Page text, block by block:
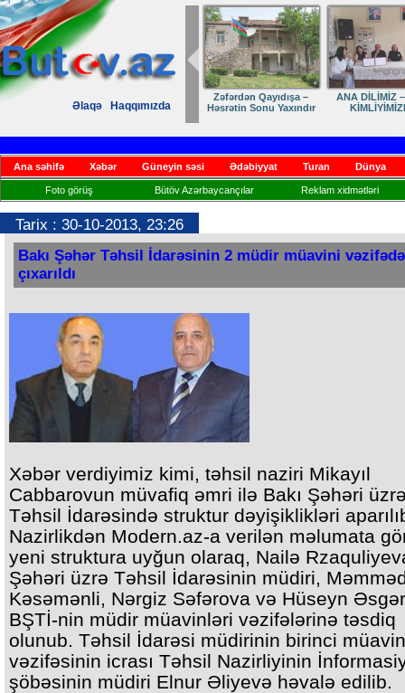
Əlaqə Haqqımızda
Zəfərdən Qayıdışa –
Həsrətin Sonu Yaxındır
ANA DİLİMİZ
Ana səhifə Xəbər Güneyin səsi Ədəbiyyat Turan Dünya
Foto görüş Bütöv Azərbaycançılar Reklam xidmətləri
Tarix : 30-10-2013, 23:26
Bakı Şəhər Təhsil İdarəsinin 2 müdir müavini
çıxarıldı
Xəbər verdiyimiz kimi, təhsil naziri Mikayıl
Cabbarovun müvafiq əmri ilə Bakı Şəhəri
Təhsil İdarəsində struktur dəyişiklikləri
Nazirlikdən Modern.az-a verilən məlumata
yeni struktura uyğun olaraq, Nailə
Şəhəri üzrə Təhsil İdarəsinin müdiri,
Kəsəmənli, Nərgiz Səfərova və Hüseyn
BŞTİ-nin müdir müavinləri vəzifələrinə təsdiq
olunub. Təhsil İdarəsi müdirinin birinci
vəzifəsinin icrası Təhsil Nazirliyinin
şöbəsinin müdiri Elnur Əliyevə həvalə edilib.